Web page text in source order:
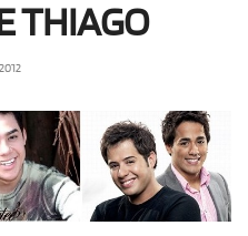
THIAGO